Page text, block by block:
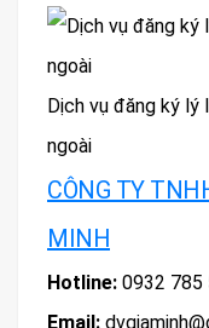
Dịch vụ đăng ký
ngoài
CÔNG TY
MINH
Hotline: 0932 785
Email: